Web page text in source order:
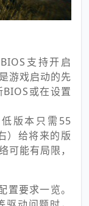
支持开启
游戏启动的先
或在设置
版本只需55
）给将来的版
可能有局限，
要求一览。